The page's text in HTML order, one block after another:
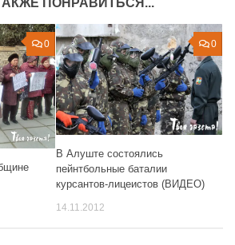
ПОНРАВИТЬСЯ...
0 0
В Алуште состоялись
пейнтбольные баталии
курсантов-лицеистов (ВИДЕО)
14.11.2012